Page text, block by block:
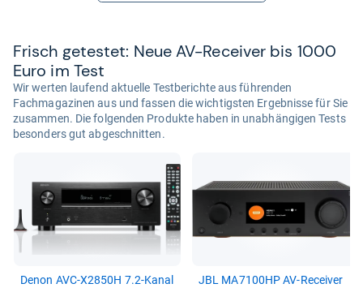
Frisch getes­tet: Neue AV-​Recei­ver bis 1000
Euro im Test
Wir werten laufend aktuelle Testberichte aus führenden
Fachmagazinen aus und fassen die wichtigsten Ergebnisse für Sie
zusammen. Die folgenden Produkte haben in unabhängigen Tests
besonders gut abgeschnitten.
Denon AVC-​X2850H 7.2-​Kanal
JBL MA7100HP AV-​Recei­ver